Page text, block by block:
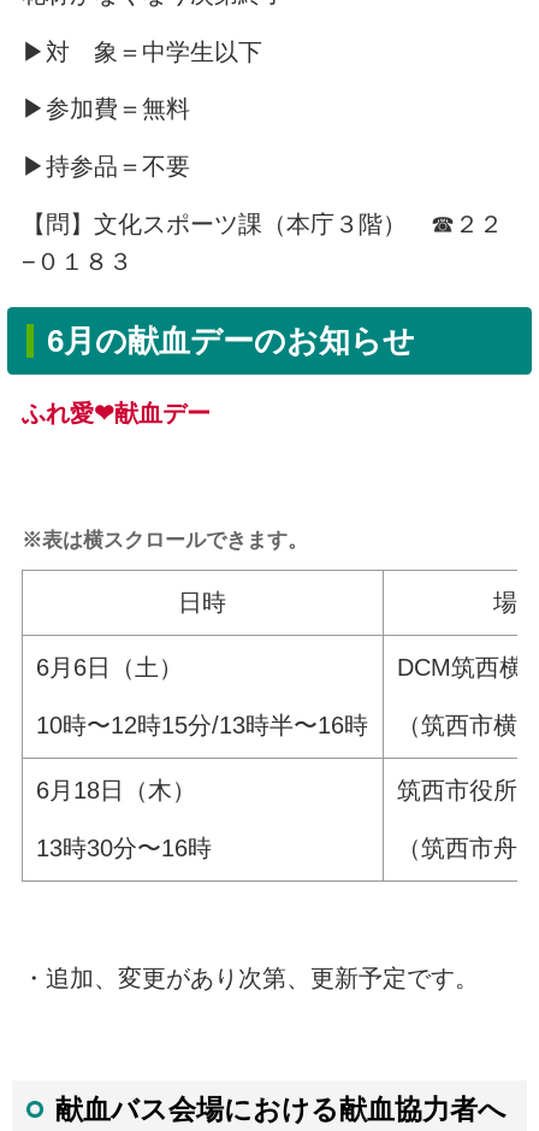
▶対 象＝中学生以下
▶参加費＝無料
▶持参品＝不要
【問】文化スポーツ課（本庁３階） ☎２２
−０１８３
6月の献血デーのお知らせ
ふれ愛❤献血デー
※表は横スクロールできます。
日時 場
6月6日（土）
10時〜12時15分/13時半〜16時
DCM筑西横
（筑西市横
6月18日（木）
13時30分〜16時
筑西市役所
（筑西市舟
・追加、変更があり次第、更新予定です。
献血バス会場における献血協力者へ